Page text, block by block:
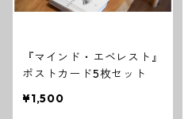
『マインド・エベレスト』
ポストカード5枚セット
¥1,500